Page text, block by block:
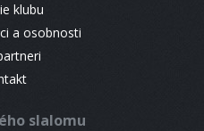
klubu
a osobnosti
slalomu